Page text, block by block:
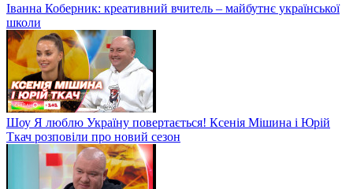
Іванна Коберник: креативний вчитель – майбутнє української
школи
Шоу Я люблю Україну повертається! Ксенія Мішина і Юрій
Ткач розповіли про новий сезон